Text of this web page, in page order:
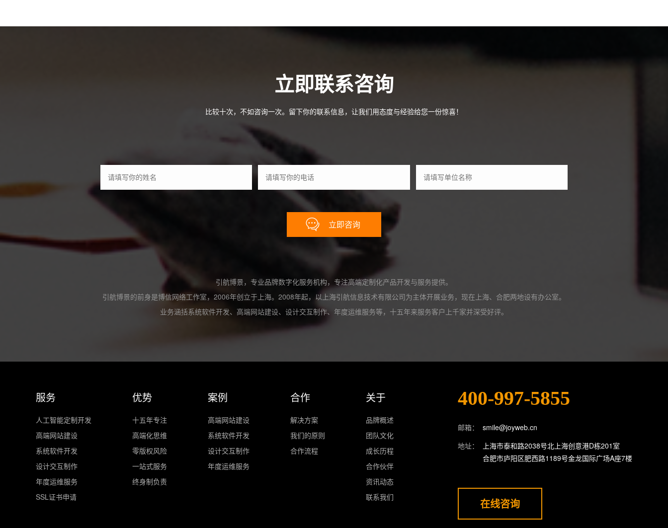
优势
关于
立即联系咨询
比较十次，不如咨询一次。留下你的联系信息，让我们用态度与经验给您一份惊喜！
立即咨询
引航博景，专业品牌数字化服务机构，专注高端定制化产品开发与服务提供。
引航博景的前身是博信网络工作室，2006年创立于上海。2008年起，以上海引航信息技术有限公司为主体开展业务，现在上海、合肥两地设有办公室。
业务涵括系统软件开发、高端网站建设、设计交互制作、年度运维服务等，十五年来服务客户上千家并深受好评。
服务
人工智能定制开发
高端网站建设
系统软件开发
设计交互制作
年度运维服务
SSL证书申请
优势
十五年专注
高端化思维
零版权风险
一站式服务
终身制负责
案例
高端网站建设
系统软件开发
设计交互制作
年度运维服务
合作
解决方案
我们的原则
合作流程
关于
品牌概述
团队文化
成长历程
合作伙伴
资讯动态
联系我们
400-997-5855
邮箱：
smile@joyweb.cn
地址：
上海市泰和路2038号北上海创意港D栋201室
合肥市庐阳区肥西路1189号金龙国际广场A座7楼
在线咨询